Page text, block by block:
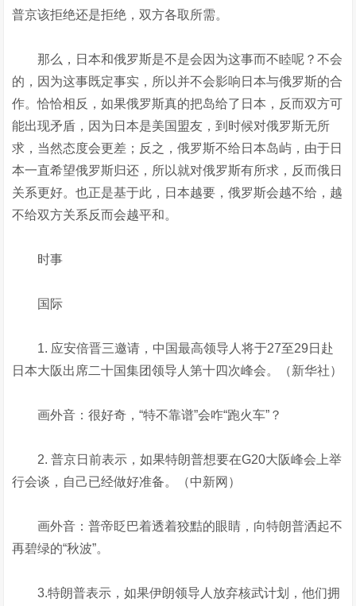
普京该拒绝还是拒绝，双方各取所需。
那么，日本和俄罗斯是不是会因为这事而不睦呢？不会
的，因为这事既定事实，所以并不会影响日本与俄罗斯的合
作。恰恰相反，如果俄罗斯真的把岛给了日本，反而双方可
能出现矛盾，因为日本是美国盟友，到时候对俄罗斯无所
求，当然态度会更差；反之，俄罗斯不给日本岛屿，由于日
本一直希望俄罗斯归还，所以就对俄罗斯有所求，反而俄日
关系更好。也正是基于此，日本越要，俄罗斯会越不给，越
不给双方关系反而会越平和。
时事
国际
1. 应安倍晋三邀请，中国最高领导人将于27至29日赴
日本大阪出席二十国集团领导人第十四次峰会。（新华社）
画外音：很好奇，“特不靠谱”会咋“跑火车”？
2. 普京日前表示，如果特朗普想要在G20大阪峰会上举
行会谈，自己已经做好准备。（中新网）
画外音：普帝眨巴着透着狡黠的眼睛，向特朗普洒起不
再碧绿的“秋波”。
3.特朗普表示，如果伊朗领导人放弃核武计划，他们拥